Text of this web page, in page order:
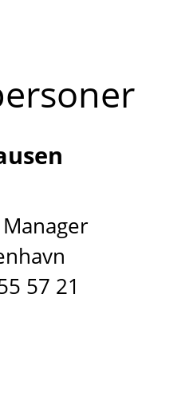
57 21